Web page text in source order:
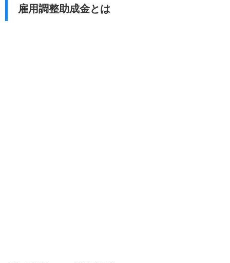
雇用調整助成金とは